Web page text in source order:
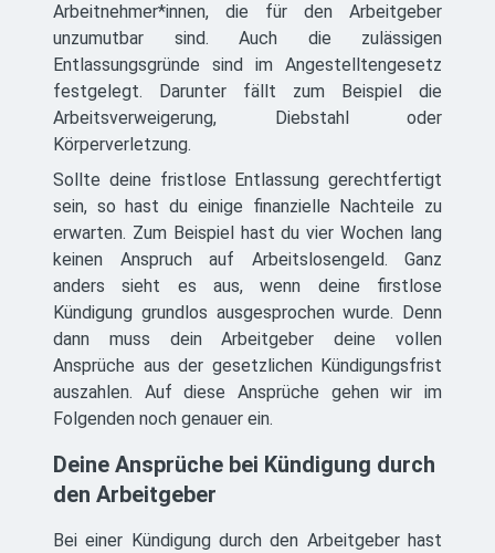
Arbeitnehmer*innen, die für den Arbeitgeber
unzumutbar sind. Auch die zulässigen
Entlassungsgründe sind im Angestelltengesetz
festgelegt. Darunter fällt zum Beispiel die
Arbeitsverweigerung, Diebstahl oder
Körperverletzung.
Sollte deine fristlose Entlassung gerechtfertigt
sein, so hast du einige finanzielle Nachteile zu
erwarten. Zum Beispiel hast du vier Wochen lang
keinen Anspruch auf Arbeitslosengeld. Ganz
anders sieht es aus, wenn deine firstlose
Kündigung grundlos ausgesprochen wurde. Denn
dann muss dein Arbeitgeber deine vollen
Ansprüche aus der gesetzlichen Kündigungsfrist
auszahlen. Auf diese Ansprüche gehen wir im
Folgenden noch genauer ein.
Deine Ansprüche bei Kündigung durch
den Arbeitgeber
Bei einer Kündigung durch den Arbeitgeber hast